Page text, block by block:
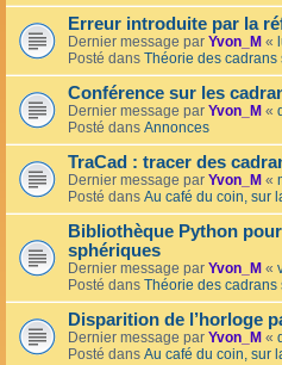
Erreur introduite par la
Dernier message par Yvon_M «
Posté dans Théorie des cadrans
Conférence sur les
Dernier message par Yvon_M «
Posté dans Annonces
TraCad : tracer des
Dernier message par Yvon_M «
Posté dans Au café du coin, sur
Bibliothèque Python
sphériques
Dernier message par Yvon_M «
Posté dans Théorie des cadrans
Disparition de l’horloge
Dernier message par Yvon_M «
Posté dans Au café du coin, sur